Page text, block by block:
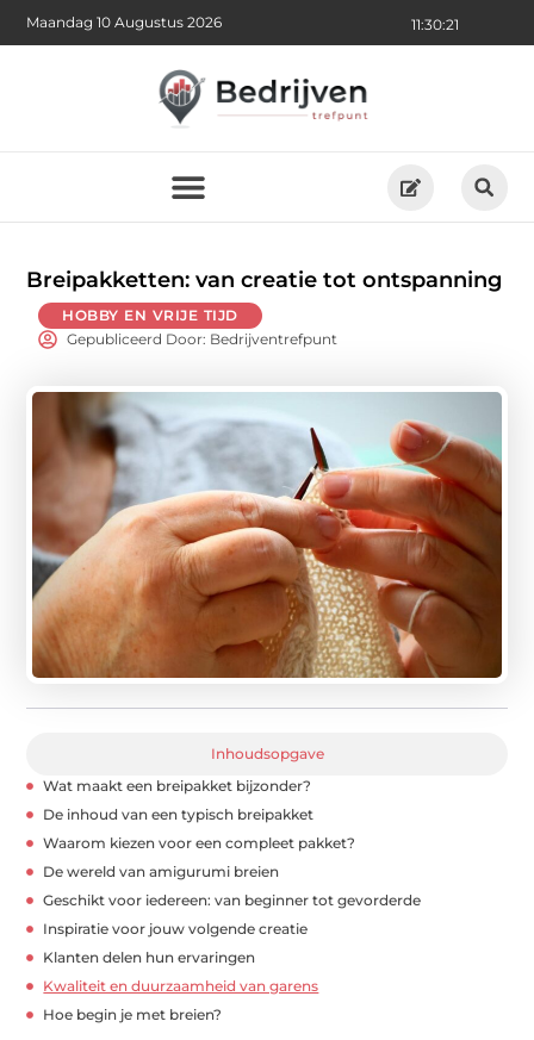
11:30:23
Maandag 10 Augustus 2026
Breipakketten: van creatie tot ontspanning
HOBBY EN VRIJE TIJD
Gepubliceerd Door: Bedrijventrefpunt
Inhoudsopgave
Wat maakt een breipakket bijzonder?
De inhoud van een typisch breipakket
Waarom kiezen voor een compleet pakket?
De wereld van amigurumi breien
Geschikt voor iedereen: van beginner tot gevorderde
Inspiratie voor jouw volgende creatie
Klanten delen hun ervaringen
Kwaliteit en duurzaamheid van garens
Hoe begin je met breien?